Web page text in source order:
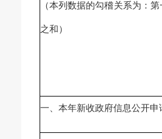
（本列数据的勾稽关系为：
之和）
一、本年新收政府信息公开申